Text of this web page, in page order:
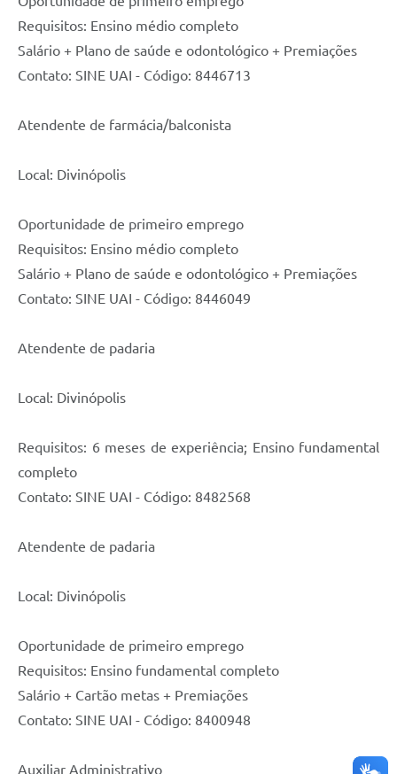
Requisitos: Ensino médio completo
Salário + Plano de saúde e odontológico + Premiações
Contato: SINE UAI - Código: 8446713
Atendente de farmácia/balconista
Local: Divinópolis
Oportunidade de primeiro emprego
Requisitos: Ensino médio completo
Salário + Plano de saúde e odontológico + Premiações
Contato: SINE UAI - Código: 8446049
Atendente de padaria
Local: Divinópolis
Requisitos: 6 meses de experiência; Ensino fundamental
completo
Contato: SINE UAI - Código: 8482568
Atendente de padaria
Local: Divinópolis
Oportunidade de primeiro emprego
Requisitos: Ensino fundamental completo
Salário + Cartão metas + Premiações
Contato: SINE UAI - Código: 8400948
Auxiliar Administrativo